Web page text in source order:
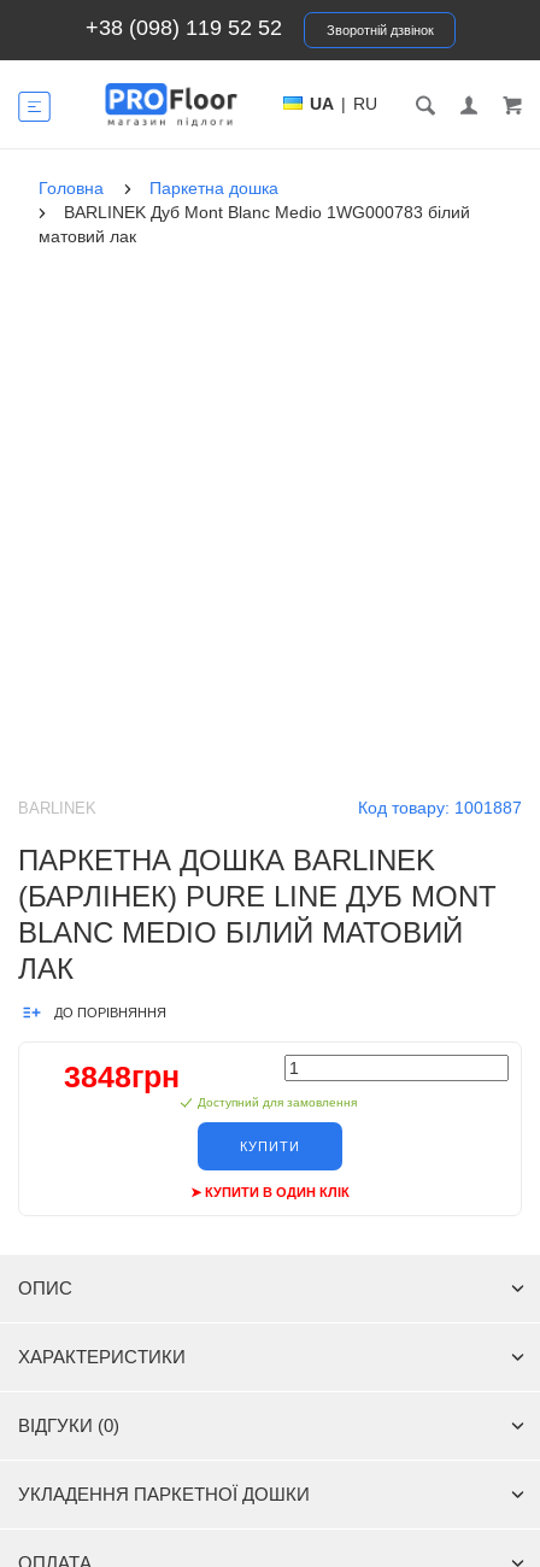
+38 (098) 119 52 52 Зворотній дзвінок
UA | RU
Головна
Паркетна дошка
BARLINEK Дуб Mont Blanc Medio 1WG000783 білий
матовий лак
Код товару: 1001887
BARLINEK
ПАРКЕТНА ДОШКА BARLINEK
(БАРЛІНЕК) PURE LINE ДУБ MONT
BLANC MEDIO БІЛИЙ МАТОВИЙ
ЛАК
ДО ПОРІВНЯННЯ
3848грн
Доступний для замовлення
КУПИТИ
➤ КУПИТИ В ОДИН КЛІК
ОПИС
ХАРАКТЕРИСТИКИ
ВІДГУКИ (0)
УКЛАДЕННЯ ПАРКЕТНОЇ ДОШКИ
ОПЛАТА